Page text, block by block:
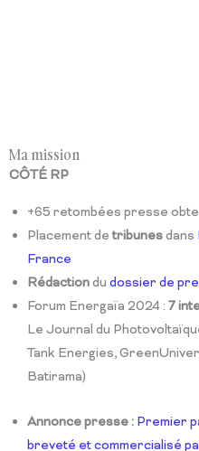
Ma mission
CÔTÉ RP
+65 retombées presse
Placement detribunesdans
France
Rédactiondu dossier de
Forum Energaïa 2024 : 7
Le Journal du
Tank Energies,
Batirama)
Annonce presse : Premier
breveté et commercialisé